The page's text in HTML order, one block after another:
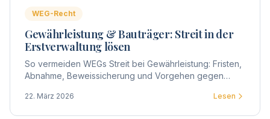
WEG-Recht
Gewährleistung & Bauträger: Streit in der
Erstverwaltung lösen
So vermeiden WEGs Streit bei Gewährleistung: Fristen,
Abnahme, Beweissicherung und Vorgehen gegen
22. März 2026 Lesen